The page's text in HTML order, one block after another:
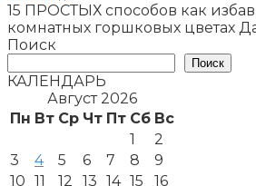
15 ПРОСТЫХ способов как
комнатных горшковых цветах
Поиск
Поиск
КАЛЕНДАРЬ
Август 2026
Пн Вт Ср Чт Пт Сб Вс
1
2
3
4 5 6 7 8
9
10 11 12 13 14 15
16